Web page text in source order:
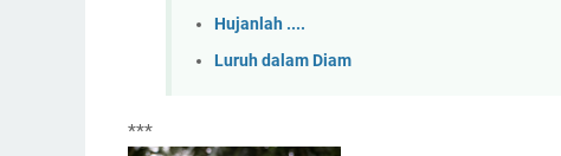
Hujanlah ....
Luruh dalam Diam
***